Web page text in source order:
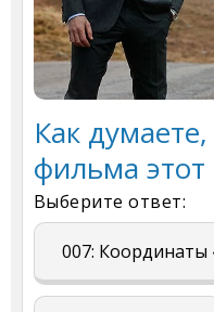
Как думаете,
фильма
Выберите ответ:
007: Координаты